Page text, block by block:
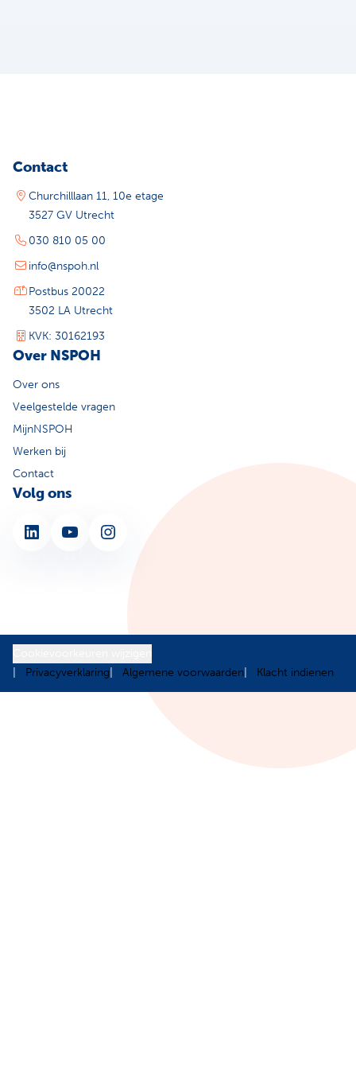
Contact
Churchilllaan 11, 10e etage
3527 GV Utrecht
030 810 05 00
info@nspoh.nl
Postbus 20022
3502 LA Utrecht
KVK: 30162193
Over NSPOH
Over ons
Veelgestelde vragen
MijnNSPOH
Werken bij
Contact
Volg ons
LinkedIn YouTube Instagram
Privacyverklaring
Algemene voorwaarden Klacht indienen